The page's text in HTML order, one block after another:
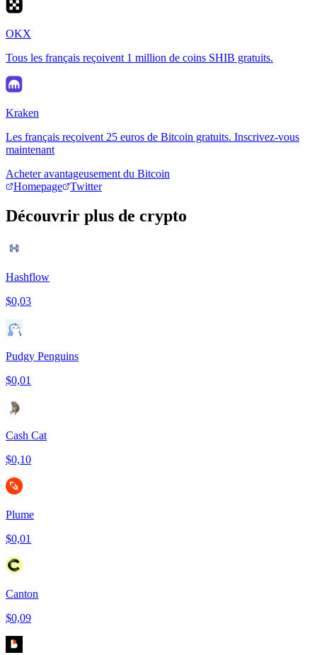
OKX
Tous les français reçoivent 1 million de coins SHIB gratuits.
Kraken
Les français reçoivent 25 euros de Bitcoin gratuits. Inscrivez-vous
maintenant
Acheter avantageusement du Bitcoin
Homepage
Twitter
Découvrir plus de crypto
Hashflow
$0,03
Pudgy Penguins
$0,01
Cash Cat
$0,10
Plume
$0,01
Canton
$0,09